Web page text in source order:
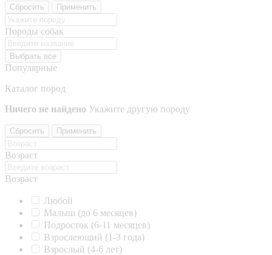
Сбросить Применить
Породы собак
Выбрать все
Популярные
Каталог пород
Ничего не найдено Укажите другую породу
Сбросить Применить
Возраст
Возраст
Любой
Малыш (до 6 месяцев)
Подросток (6-11 месяцев)
Взрослеющий (1-3 года)
Взрослый (4-6 лет)